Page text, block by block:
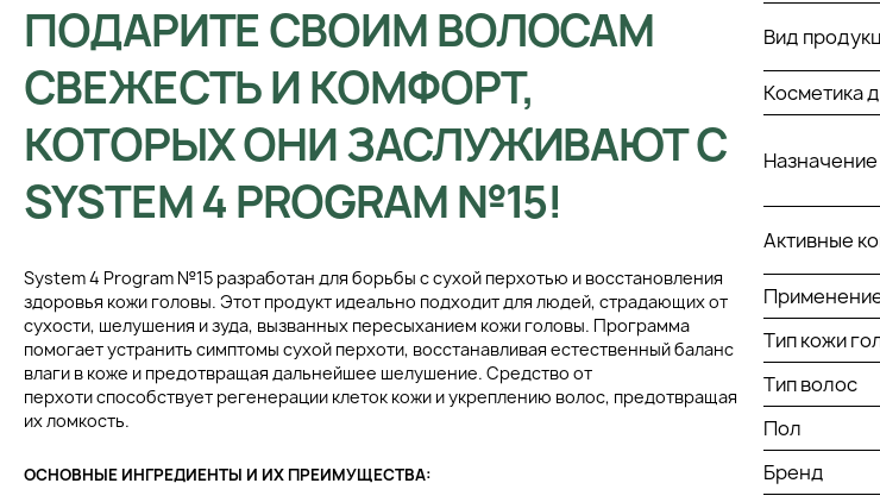
ПОДАРИТЕ СВОИМ ВОЛОСАМ
СВЕЖЕСТЬ И КОМФОРТ,
КОТОРЫХ ОНИ ЗАСЛУЖИВАЮТ С
SYSTEM 4 PROGRAM №15!
System 4 Program №15 разработан для борьбы с сухой перхотью и восстановления
здоровья кожи головы. Этот продукт идеально подходит для людей, страдающих от
сухости, шелушения и зуда, вызванных пересыханием кожи головы. Программа
помогает устранить симптомы сухой перхоти, восстанавливая естественный баланс
влаги в коже и предотвращая дальнейшее шелушение. Средство от
перхоти способствует регенерации клеток кожи и укреплению волос, предотвращая
их ломкость.
ОСНОВНЫЕ ИНГРЕДИЕНТЫ И ИХ ПРЕИМУЩЕСТВА:
Вид
Косметика
Назначение
Активные
Тип кожи
Тип волос
Пол
Бренд